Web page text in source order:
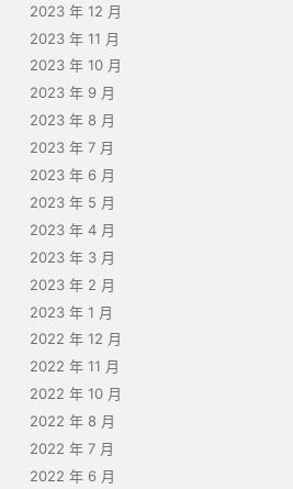
2023 年 12 月
2023 年 11 月
2023 年 10 月
2023 年 9 月
2023 年 8 月
2023 年 7 月
2023 年 6 月
2023 年 5 月
2023 年 4 月
2023 年 3 月
2023 年 2 月
2023 年 1 月
2022 年 12 月
2022 年 11 月
2022 年 10 月
2022 年 8 月
2022 年 7 月
2022 年 6 月